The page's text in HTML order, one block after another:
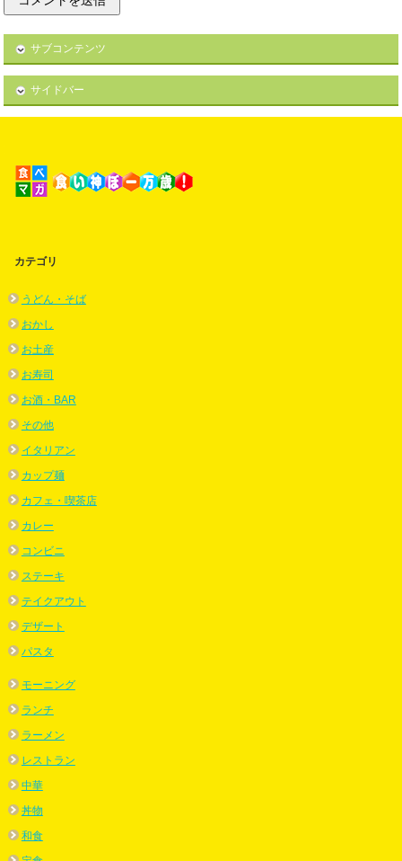
サブコンテンツ
サイドバー
カテゴリ
うどん・そば
おかし
お土産
お寿司
お酒・BAR
その他
イタリアン
カップ麺
カフェ・喫茶店
カレー
コンビニ
ステーキ
テイクアウト
デザート
パスタ
モーニング
ランチ
ラーメン
レストラン
中華
丼物
和食